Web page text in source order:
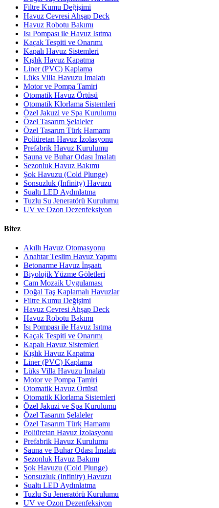
Filtre Kumu Değişimi
Havuz Çevresi Ahşap Deck
Havuz Robotu Bakımı
Isı Pompası ile Havuz Isıtma
Kaçak Tespiti ve Onarımı
Kapalı Havuz Sistemleri
Kışlık Havuz Kapatma
Liner (PVC) Kaplama
Lüks Villa Havuzu İmalatı
Motor ve Pompa Tamiri
Otomatik Havuz Örtüsü
Otomatik Klorlama Sistemleri
Özel Jakuzi ve Spa Kurulumu
Özel Tasarım Şelaleler
Özel Tasarım Türk Hamamı
Poliüretan Havuz İzolasyonu
Prefabrik Havuz Kurulumu
Sauna ve Buhar Odası İmalatı
Sezonluk Havuz Bakımı
Şok Havuzu (Cold Plunge)
Sonsuzluk (Infinity) Havuzu
Sualtı LED Aydınlatma
Tuzlu Su Jeneratörü Kurulumu
UV ve Ozon Dezenfeksiyon
Bitez
Akıllı Havuz Otomasyonu
Anahtar Teslim Havuz Yapımı
Betonarme Havuz İnşaatı
Biyolojik Yüzme Göletleri
Cam Mozaik Uygulaması
Doğal Taş Kaplamalı Havuzlar
Filtre Kumu Değişimi
Havuz Çevresi Ahşap Deck
Havuz Robotu Bakımı
Isı Pompası ile Havuz Isıtma
Kaçak Tespiti ve Onarımı
Kapalı Havuz Sistemleri
Kışlık Havuz Kapatma
Liner (PVC) Kaplama
Lüks Villa Havuzu İmalatı
Motor ve Pompa Tamiri
Otomatik Havuz Örtüsü
Otomatik Klorlama Sistemleri
Özel Jakuzi ve Spa Kurulumu
Özel Tasarım Şelaleler
Özel Tasarım Türk Hamamı
Poliüretan Havuz İzolasyonu
Prefabrik Havuz Kurulumu
Sauna ve Buhar Odası İmalatı
Sezonluk Havuz Bakımı
Şok Havuzu (Cold Plunge)
Sonsuzluk (Infinity) Havuzu
Sualtı LED Aydınlatma
Tuzlu Su Jeneratörü Kurulumu
UV ve Ozon Dezenfeksiyon